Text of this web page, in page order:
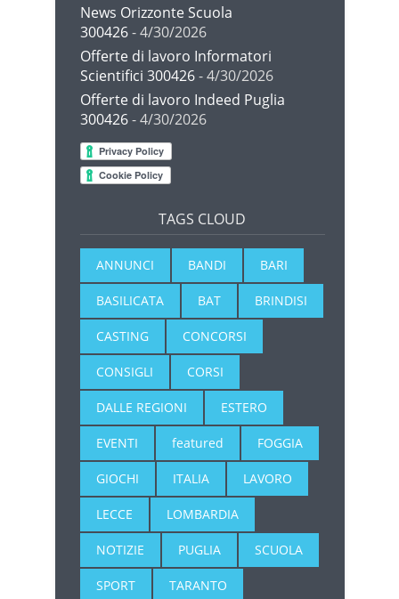
News Orizzonte Scuola
300426- 4/30/2026
Offerte di lavoro Informatori
Scientifici 300426- 4/30/2026
Offerte di lavoro Indeed Puglia
300426- 4/30/2026
TAGS CLOUD
ANNUNCI BANDI BARI
BASILICATA BAT BRINDISI
CASTING CONCORSI
CONSIGLI CORSI
DALLE REGIONI ESTERO
EVENTI featured FOGGIA
GIOCHI ITALIA LAVORO
LECCE LOMBARDIA
NOTIZIE PUGLIA SCUOLA
SPORT TARANTO